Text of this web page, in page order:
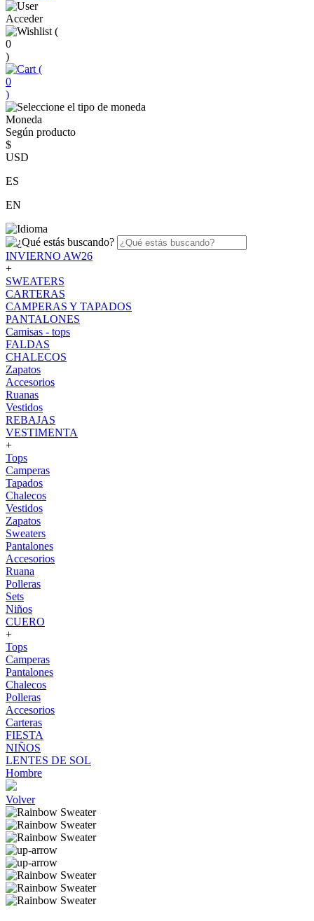
Acceder
(
0
)
(
0
)
Moneda
Según producto
$
USD
ES
EN
INVIERNO AW26
+
SWEATERS
CARTERAS
CAMPERAS Y TAPADOS
PANTALONES
Camisas - tops
FALDAS
CHALECOS
Zapatos
Accesorios
Ruanas
Vestidos
REBAJAS
VESTIMENTA
+
Tops
Camperas
Tapados
Chalecos
Vestidos
Zapatos
Sweaters
Pantalones
Accesorios
Ruana
Polleras
Sets
Niños
CUERO
+
Tops
Camperas
Pantalones
Chalecos
Polleras
Accesorios
Carteras
FIESTA
NIÑOS
LENTES DE SOL
Hombre
Volver